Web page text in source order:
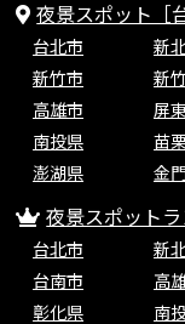
夜景スポット［
台北市 新
新竹市
新
高雄市
屏
南投県
苗
澎湖県
金
夜景スポットラ
台北市 新
台南市
高
彰化県
南